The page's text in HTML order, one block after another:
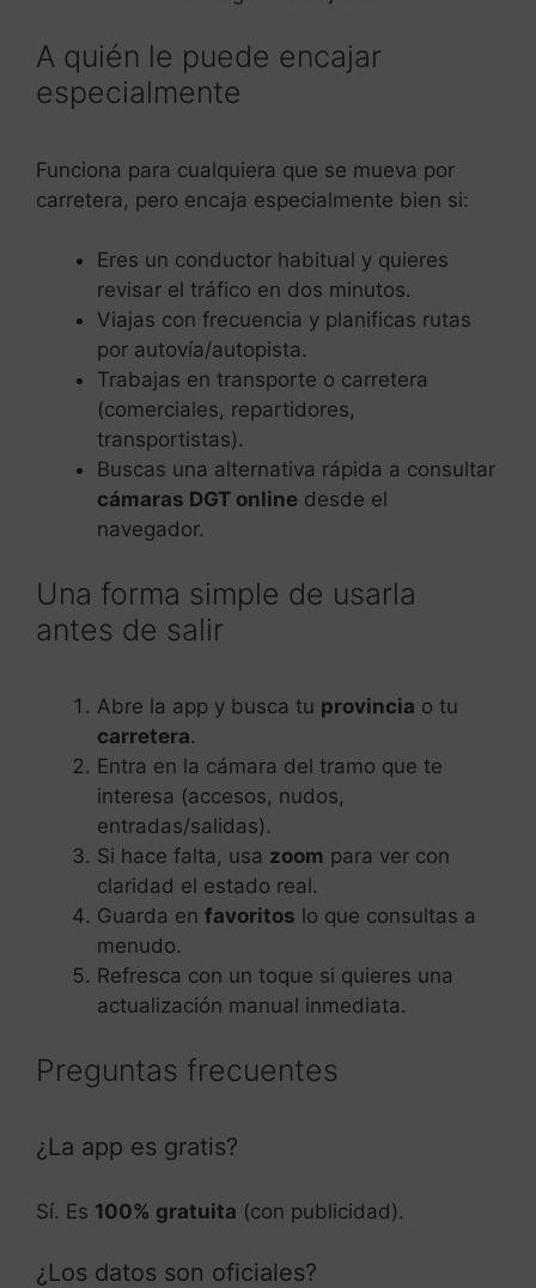
A quién le puede encajar
especialmente
Funciona para cualquiera que se mueva por
carretera, pero encaja especialmente bien si:
Eres un conductor habitual y quieres
revisar el tráfico en dos minutos.
Viajas con frecuencia y planificas rutas
por autovía/autopista.
Trabajas en transporte o carretera
(comerciales, repartidores,
transportistas).
Buscas una alternativa rápida a consultar
cámaras DGT online desde el
navegador.
Una forma simple de usarla
antes de salir
Abre la app y busca tu provincia o tu
carretera.
Entra en la cámara del tramo que te
interesa (accesos, nudos,
entradas/salidas).
Si hace falta, usa zoom para ver con
claridad el estado real.
Guarda en favoritos lo que consultas a
menudo.
Refresca con un toque si quieres una
actualización manual inmediata.
Preguntas frecuentes
¿La app es gratis?
Sí. Es 100% gratuita (con publicidad).
¿Los datos son oficiales?